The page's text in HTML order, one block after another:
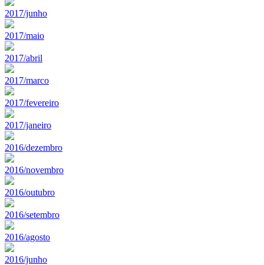
2017/junho
2017/maio
2017/abril
2017/marco
2017/fevereiro
2017/janeiro
2016/dezembro
2016/novembro
2016/outubro
2016/setembro
2016/agosto
2016/junho